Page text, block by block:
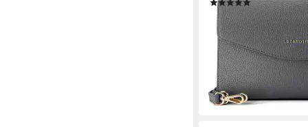
(7)
ab 69,95 € UVP 99,95 €
-30%
lieferbar - in 2-3
+3